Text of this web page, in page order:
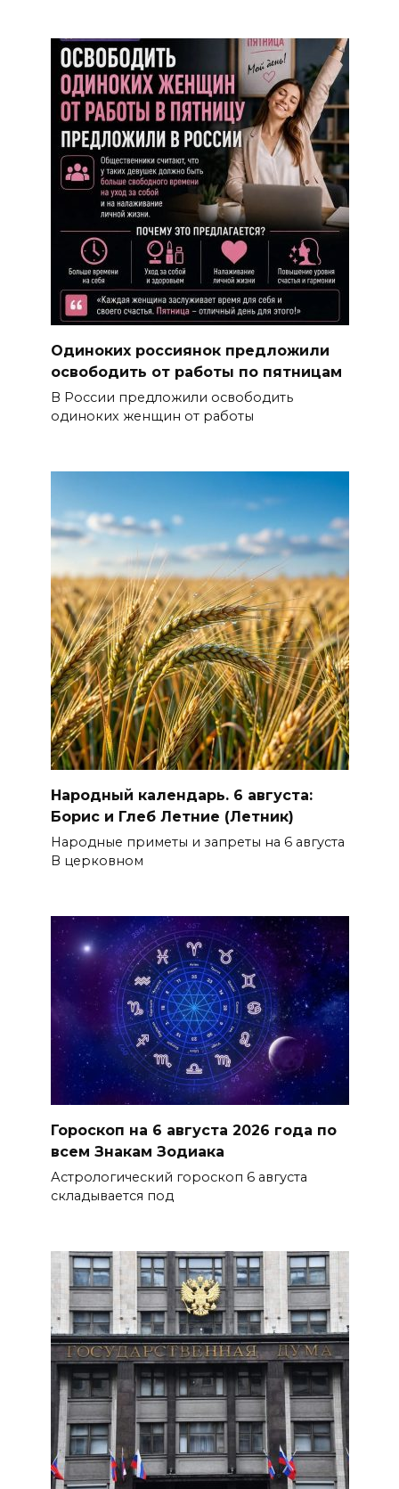
Одиноких россиянок предложили
освободить от работы по пятницам
В России предложили освободить
одиноких женщин от работы
Народный календарь. 6 августа:
Борис и Глеб Летние (Летник)
Народные приметы и запреты на 6 августа
В церковном
Гороскоп на 6 августа 2026 года по
всем Знакам Зодиака
Астрологический гороскоп 6 августа
складывается под